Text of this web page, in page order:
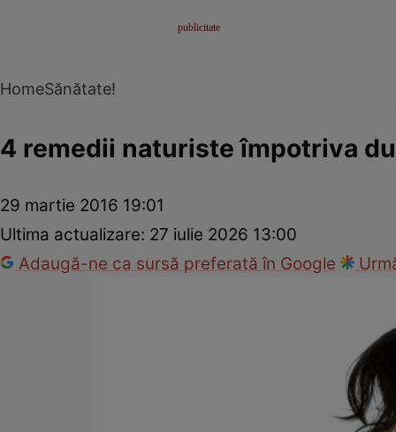
HomeSănătate!
4 remedii naturiste împotriva
29 martie 2016 19:01
Ultima actualizare: 27 iulie 2026 13:00
Adaugă-ne ca sursă preferată în Google